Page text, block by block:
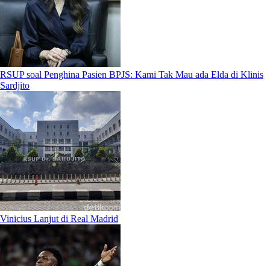
RSUP soal Penghina Pasien BPJS: Kami Tak Mau ada Elda di Klinis
Sardjito
Vinicius Lanjut di Real Madrid